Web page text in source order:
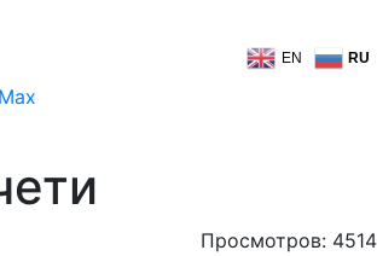
EN RU
Просмотров: 4514